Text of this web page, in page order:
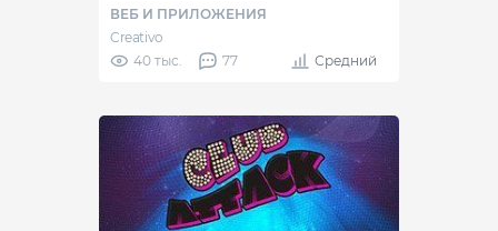
ВЕБ И ПРИЛОЖЕНИЯ
Creativo
40 тыс.
77 Средний